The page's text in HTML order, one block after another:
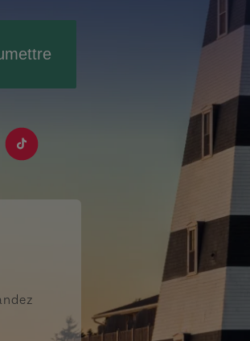
tourismpei/_created/
www.tripadvisor.ca/Tourism-
https://www.tiktok.com/tag/